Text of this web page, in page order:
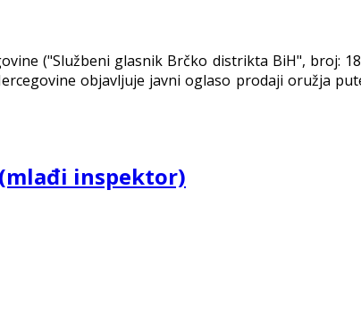
("Službeni glasnik Brčko distrikta BiH", broj:
objavljuje javni oglaso prodaji oružja
inspektor)